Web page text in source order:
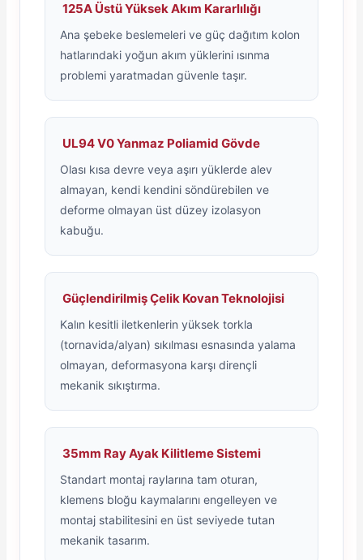
125A Üstü Yüksek Akım Kararlılığı
Ana şebeke beslemeleri ve güç dağıtım kolon
hatlarındaki yoğun akım yüklerini ısınma
problemi yaratmadan güvenle taşır.
UL94 V0 Yanmaz Poliamid Gövde
Olası kısa devre veya aşırı yüklerde alev
almayan, kendi kendini söndürebilen ve
deforme olmayan üst düzey izolasyon
kabuğu.
Güçlendirilmiş Çelik Kovan Teknolojisi
Kalın kesitli iletkenlerin yüksek torkla
(tornavida/alyan) sıkılması esnasında yalama
olmayan, deformasyona karşı dirençli
mekanik sıkıştırma.
35mm Ray Ayak Kilitleme Sistemi
Standart montaj raylarına tam oturan,
klemens bloğu kaymalarını engelleyen ve
montaj stabilitesini en üst seviyede tutan
mekanik tasarım.